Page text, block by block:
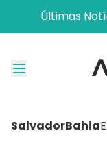
Últimas
SalvadorBahia